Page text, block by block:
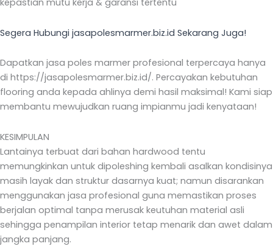
Segera Hubungi jasapolesmarmer.biz.id Sekarang Juga!
Dapatkan jasa poles marmer profesional terpercaya hanya
di https://jasapolesmarmer.biz.id/. Percayakan kebutuhan
flooring anda kepada ahlinya demi hasil maksimal! Kami siap
membantu mewujudkan ruang impianmu jadi kenyataan!
KESIMPULAN
Lantainya terbuat dari bahan hardwood tentu
memungkinkan untuk dipoleshing kembali asalkan kondisinya
masih layak dan struktur dasarnya kuat; namun disarankan
menggunakan jasa profesional guna memastikan proses
berjalan optimal tanpa merusak keutuhan material asli
sehingga penampilan interior tetap menarik dan awet dalam
jangka panjang.